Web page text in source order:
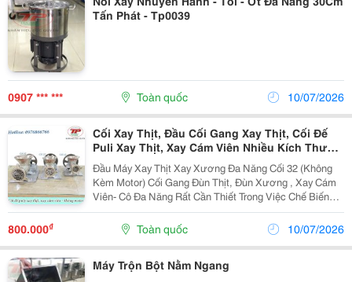
Tấn Phát - Tp0039
0907 *** *** Toàn quốc 10/07/2026
Cối Xay Thịt, Đầu Cối Gang Xay Thịt, Cối Đế
Puli Xay Thịt, Xay Cám Viên Nhiều Kích Thước
(Cối 12-22-32)
Đầu Máy Xay Thịt Xay Xương Đa Năng Cối 32 (Không
Kèm Motor) Cối Gang Đùn Thịt, Đùn Xương , Xay Cám
Viên- Cô Đa Năng Rất Cần Thiết Trong Việc Chế Biến
Thức Ăn Chăn Nuôi Gia Súc Gia Cầm. Sản Phẩm Có
Thể Xay Được Các Loại Thịt Của Lợn, Bò, Gà, Cá,...
800.000₫ Toàn quốc 10/07/2026
Máy Trộn Bột Nằm Ngang